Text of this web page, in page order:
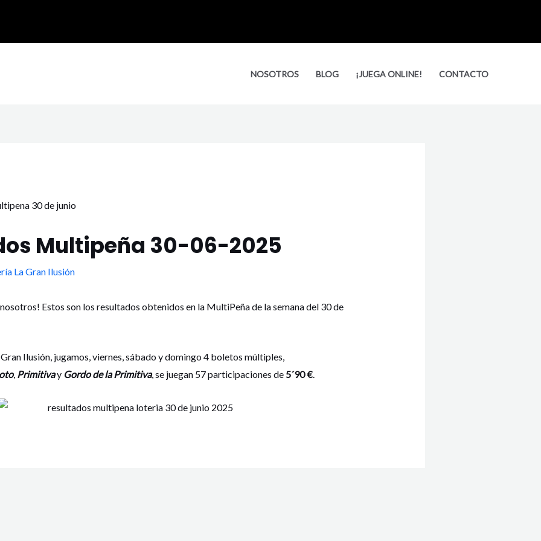
NOSOTROS BLOG ¡JUEGA ONLINE! CONTACTO
Multipeña 30-06-2025
La Gran Ilusión
Estos son los resultados obtenidos en la MultiPeña de la semana del 30 de
Gran Ilusión, jugamos, viernes, sábado y domingo 4 boletos múltiples,
, Primitivay Gordo de la Primitiva, se juegan 57 participaciones de5´90 €.